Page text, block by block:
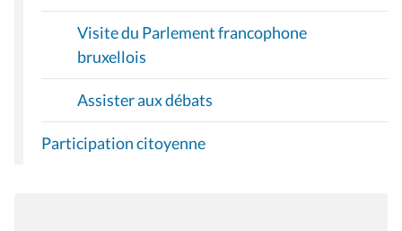
Visite du Parlement francophone
bruxellois
Assister aux débats
Participation citoyenne